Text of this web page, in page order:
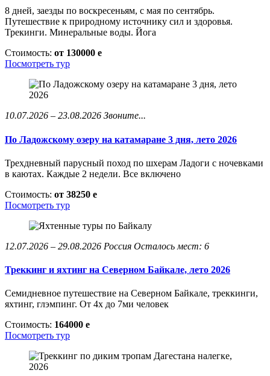
8 дней, заезды по воскресеньям, с мая по сентябрь.
Путешествие к природному источнику сил и здоровья.
Трекинги. Минеральные воды. Йога
Стоимость: от 130000 e
Посмотреть тур
10.07.2026 – 23.08.2026 Звоните...
По Ладожскому озеру на катамаране 3 дня, лето 2026
Трехдневный парусный поход по шхерам Ладоги с ночевками
в каютах. Каждые 2 недели. Все включено
Стоимость: от 38250 e
Посмотреть тур
12.07.2026 – 29.08.2026 Россия Осталось мест: 6
Треккинг и яхтинг на Северном Байкале, лето 2026
Семидневное путешествие на Северном Байкале, треккинги,
яхтинг, глэмпинг. От 4х до 7ми человек
Стоимость: 164000 e
Посмотреть тур